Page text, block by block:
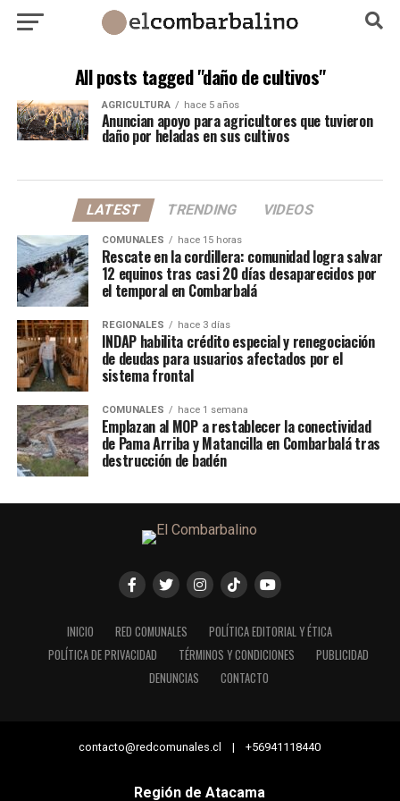
All posts tagged "daño de cultivos"
AGRICULTURA hace 5 años
Anuncian apoyo para agricultores que tuvieron
daño por heladas en sus cultivos
LATEST TRENDING VIDEOS
COMUNALES hace 15 horas
Rescate en la cordillera: comunidad logra salvar
12 equinos tras casi 20 días desaparecidos por
el temporal en Combarbalá
REGIONALES hace 3 días
INDAP habilita crédito especial y renegociación
de deudas para usuarios afectados por el
sistema frontal
COMUNALES hace 1 semana
Emplazan al MOP a restablecer la conectividad
de Pama Arriba y Matancilla en Combarbalá tras
destrucción de badén
INICIO RED COMUNALES
POLÍTICA EDITORIAL Y ÉTICA
POLÍTICA DE PRIVACIDAD
TÉRMINOS Y CONDICIONES
PUBLICIDAD
DENUNCIAS
CONTACTO
contacto@redcomunales.cl | +56941118440
Región de Atacama